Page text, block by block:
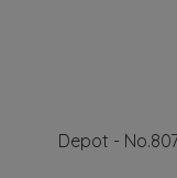
Depot -